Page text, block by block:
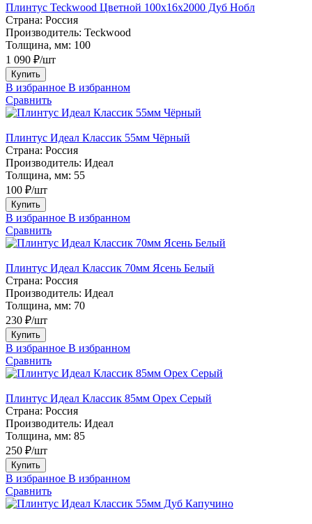
Плинтус Teckwood Цветной 100x16х2000 Дуб Нобл
Страна: Россия
Производитель: Teckwood
Толщина, мм: 100
1 090 ₽/шт
Купить
В избранное В избранном
Сравнить
Плинтус Идеал Классик 55мм Чёрный
Страна: Россия
Производитель: Идеал
Толщина, мм: 55
100 ₽/шт
Купить
В избранное В избранном
Сравнить
Плинтус Идеал Классик 70мм Ясень Белый
Страна: Россия
Производитель: Идеал
Толщина, мм: 70
230 ₽/шт
Купить
В избранное В избранном
Сравнить
Плинтус Идеал Классик 85мм Орех Серый
Страна: Россия
Производитель: Идеал
Толщина, мм: 85
250 ₽/шт
Купить
В избранное В избранном
Сравнить